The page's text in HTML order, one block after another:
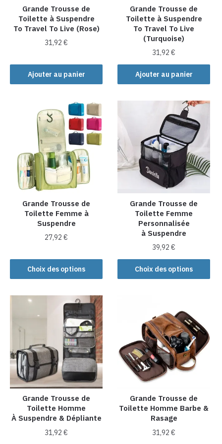
Grande Trousse de
Toilette à Suspendre
To Travel To Live (Rose)
31,92€
Ajouter au panier
Grande Trousse de
Toilette à Suspendre
To Travel To Live
(Turquoise)
31,92€
Ajouter au panier
Grande Trousse de
Toilette Femme à
Suspendre
27,92€
Choix des options
produit
a
variations.
Les
options
peuvent
être
choisies
sur
la
page
du
produit
Grande Trousse de
Toilette Femme
Personnalisée
à Suspendre
39,92€
Choix des options
Ce
produit
variations.
Les
options
peuvent
être
choisies
la
page
du
produit
Grande Trousse de
Toilette Homme
À Suspendre & Dépliante
31,92€
Grande Trousse de
Toilette Homme Barbe &
Rasage
31,92€